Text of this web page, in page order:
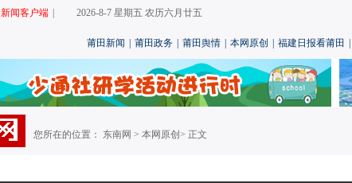
新闻客户端 2026-8-7 星期五 农历六月廿五
莆田新闻 莆田政务 莆田舆情 本网原创 福建日报看莆田
您所在的位置： 东南网 > 本网原创 > 正文